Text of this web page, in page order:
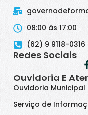
08:00 às 17:00
(62) 9 9118-0316
Redes Sociais
Ouvidoria E
Ouvidoria Municipal
Serviço de